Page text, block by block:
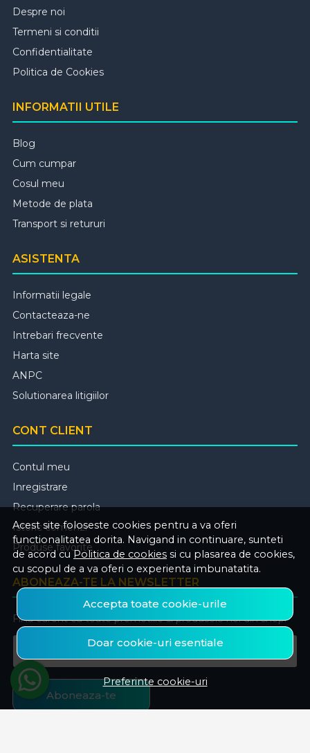
Acest site foloseste cookies pentru a va oferi
functionalitatea dorita. Navigand in continuare, sunteti
de acord cuPolitica de cookies si cu plasarea de cookies,
cu scopul de a va oferi o experienta imbunatatita.
Accepta toate cookie-urile
Doar cookie-uri esentiale
Preferinte cookie-uri
Despre noi
Termeni si conditii
Confidentialitate
Politica de Cookies
INFORMATII UTILE
Blog
Cum cumpar
Cosul meu
Metode de plata
Transport si retururi
ASISTENTA
Informatii legale
Contacteaza-ne
Intrebari frecvente
Harta site
ANPC
Solutionarea litigiilor
CONT CLIENT
Contul meu
Inregistrare
Recuperare parola
Istoric comenzi
Produse favorite
ABONEAZA-TE LA NEWSLETTER
Fii la curent cu toate promotiile si produsele noi din shop!
Aboneaza-te